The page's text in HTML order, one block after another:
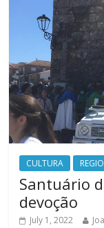
CULTURA
Santuário
devoção
July 1, 2022